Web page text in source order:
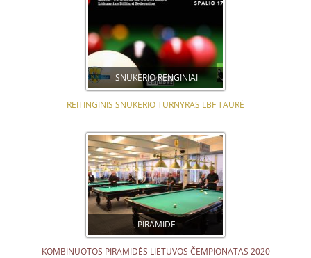
SNUKERIO RENGINIAI
REITINGINIS SNUKERIO TURNYRAS LBF TAURĖ
PIRAMIDĖ
KOMBINUOTOS PIRAMIDĖS LIETUVOS ČEMPIONATAS 2020